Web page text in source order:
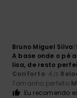
Bruno Miguel Silva
A base onde o pé
lisa, de resto
Conforto: 4 /5
Tamanho perfeito
Eu recomendo